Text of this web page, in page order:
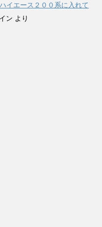
エース２００系に入れて
ン より